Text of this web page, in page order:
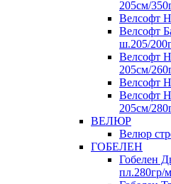
205см/
Велсофт
Велсофт
ш.205/
Велсофт
205см/
Велсофт
Велсофт
205см/
ВЕЛЮР
Велюр
ГОБЕЛЕН
Гобелен
пл.280гр/